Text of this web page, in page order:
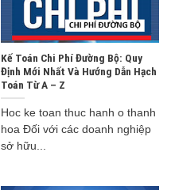
Kế Toán Chi Phí Đường Bộ: Quy
Định Mới Nhất Và Hướng Dẫn Hạch
Toán Từ A – Z
Hoc ke toan thuc hanh o thanh
hoa Đối với các doanh nghiệp
sở hữu...